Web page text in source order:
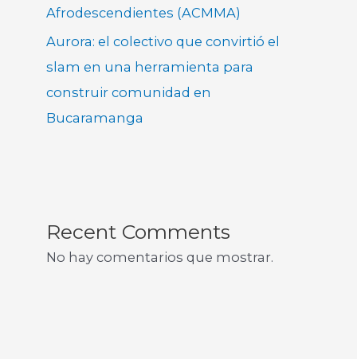
Afrodescendientes (ACMMA)
Aurora: el colectivo que convirtió el
slam en una herramienta para
construir comunidad en
Bucaramanga
Recent Comments
No hay comentarios que mostrar.